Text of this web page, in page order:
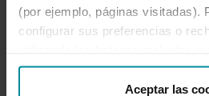
(por ejemplo, páginas visitadas).
configurar sus preferencias o
“Detalles”. También puede
como cambiar el consentimiento
Aceptar las
1 de 4